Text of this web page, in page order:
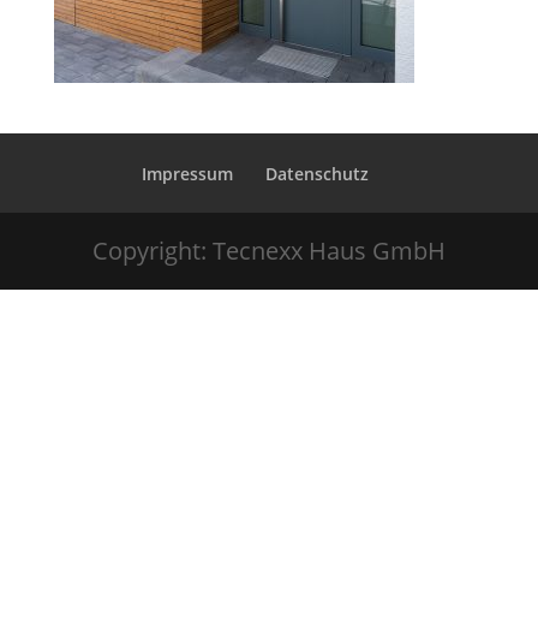
Impressum Datenschutz
Copyright: Tecnexx Haus GmbH